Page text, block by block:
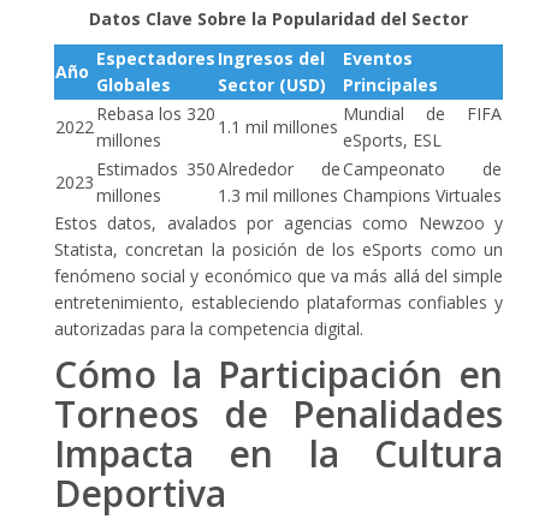
Datos Clave Sobre la Popularidad del Sector
Año
Espectadores
Globales
Ingresos del
Sector (USD)
Eventos
Principales
2022
Rebasa los 320
millones
1.1 mil millones
Mundial de FIFA
eSports, ESL
2023
Estimados 350
millones
Alrededor de
1.3 mil millones
Campeonato de
Champions Virtuales
Estos datos, avalados por agencias como Newzoo y
Statista, concretan la posición de los eSports como un
fenómeno social y económico que va más allá del simple
entretenimiento, estableciendo plataformas confiables y
autorizadas para la competencia digital.
Cómo la Participación en
Torneos de Penalidades
Impacta en la Cultura
Deportiva